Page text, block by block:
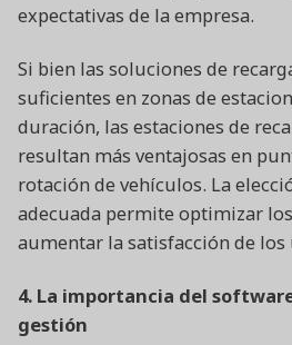
expectativas de la empresa.
Si bien las soluciones de
suficientes en zonas de
duración, las estaciones de
resultan más ventajosas en
rotación de vehículos. La
adecuada permite optimizar
aumentar la satisfacción de los
4. La importancia del
gestión